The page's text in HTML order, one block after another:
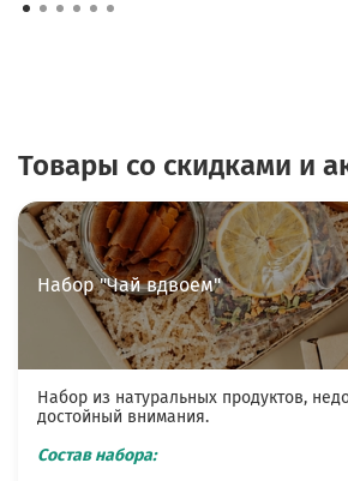
Товары со скидками и
Набор "Чай вдвоем"
Набор из натуральных продуктов,
достойный внимания.
Состав набора: